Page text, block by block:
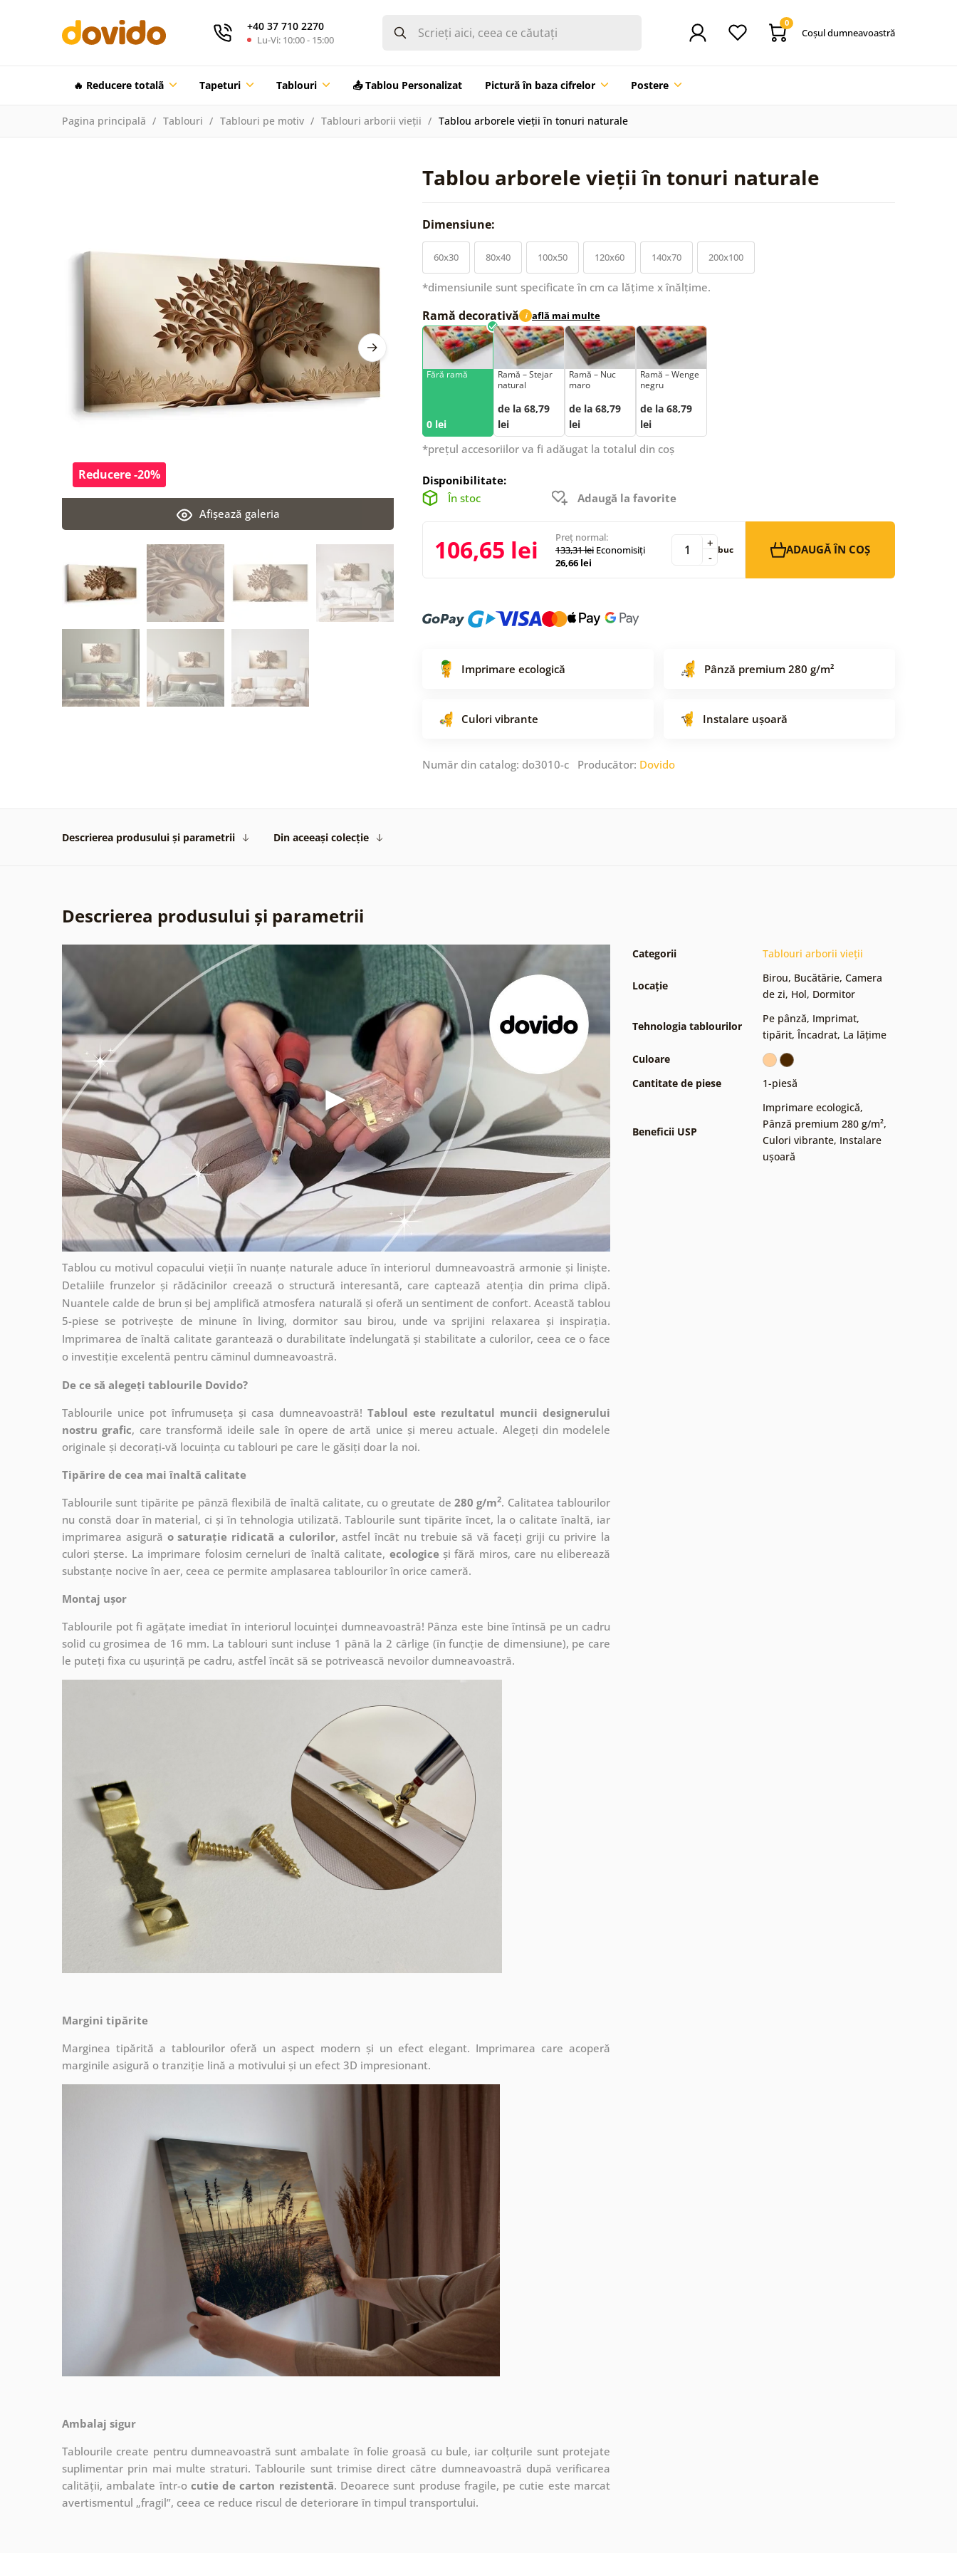
+40 37 710 2270
Lu-Vi: 10:00 - 15:00
0
Coşul dumneavoastră
🔥 Reducere totalã Tapeturi Tablouri 📤 Tablou Personalizat Pictură în baza cifrelor Postere
Pagina principală Tablouri Tablouri pe motiv Tablouri arborii vieții Tablou arborele vieții în tonuri naturale
Tablou arborele vieții în tonuri naturale
Afişează galeria
Reducere -20%
Dimensiune:
60x30 80x40 100x50 120x60 140x70 200x100
*dimensiunile sunt specificate în cm ca lățime x înălțime.
Ramă decorativă i află mai multe
Fără ramă
0 lei
Ramă – Stejar
natural
de la 68,79
lei
Ramă – Nuc
maro
de la 68,79
lei
Ramă – Wenge
negru
de la 68,79
lei
*prețul accesoriilor va fi adăugat la totalul din coș
Disponibilitate:
În stoc
Adaugă la favorite
106,65 lei
Preț normal:
133,31 lei Economisiți
26,66 lei
-
+ buc ADAUGĂ ÎN COȘ
Imprimare ecologică Pânză premium 280 g/m²
Culori vibrante Instalare ușoară
Număr din catalog: do3010-c Producător: Dovido
Descrierea produsului și parametrii Din aceeași colecție
Descrierea produsului și parametrii
Tablou cu motivul copacului vieții în nuanțe naturale aduce în interiorul dumneavoastră armonie și liniște.
Detaliile frunzelor și rădăcinilor creează o structură interesantă, care captează atenția din prima clipă.
Nuantele calde de brun și bej amplifică atmosfera naturală și oferă un sentiment de confort. Această tablou
5-piese se potrivește de minune în living, dormitor sau birou, unde va sprijini relaxarea și inspirația.
Imprimarea de înaltă calitate garantează o durabilitate îndelungată și stabilitate a culorilor, ceea ce o face
o investiție excelentă pentru căminul dumneavoastră.
De ce să alegeți tablourile Dovido?
Tablourile unice pot înfrumuseța și casa dumneavoastră! Tabloul este rezultatul muncii designerului
nostru grafic, care transformă ideile sale în opere de artă unice și mereu actuale. Alegeți din modelele
originale și decorați-vă locuința cu tablouri pe care le găsiți doar la noi.
Tipărire de cea mai înaltă calitate
Tablourile sunt tipărite pe pânză flexibilă de înaltă calitate, cu o greutate de 280 g/m2. Calitatea tablourilor
nu constă doar în material, ci și în tehnologia utilizată. Tablourile sunt tipărite încet, la o calitate înaltă, iar
imprimarea asigură o saturație ridicată a culorilor, astfel încât nu trebuie să vă faceți griji cu privire la
culori șterse. La imprimare folosim cerneluri de înaltă calitate, ecologiceși fără miros, care nu eliberează
substanțe nocive în aer, ceea ce permite amplasarea tablourilor în orice cameră.
Montaj ușor
Tablourile pot fi agățate imediat în interiorul locuinței dumneavoastră! Pânza este bine întinsă pe un cadru
solid cu grosimea de 16 mm. La tablouri sunt incluse 1 până la 2 cârlige (în funcție de dimensiune), pe care
le puteți fixa cu ușurință pe cadru, astfel încât să se potrivească nevoilor dumneavoastră.
Margini tipărite
Marginea tipărită a tablourilor oferă un aspect modern și un efect elegant. Imprimarea care acoperă
marginile asigură o tranziție lină a motivului și un efect 3D impresionant.
Ambalaj sigur
Tablourile create pentru dumneavoastră sunt ambalate în folie groasă cu bule, iar colțurile sunt protejate
suplimentar prin mai multe straturi.Tablourile sunt trimise direct către dumneavoastră după verificarea
calității, ambalate într-o cutie de carton rezistentă. Deoarece sunt produse fragile, pe cutie este marcat
avertismentul „fragil”, ceea ce reduce riscul de deteriorare în timpul transportului.
Categorii Tablouri arborii vieții
Locație
Birou, Bucătărie, Camera
de zi, Hol, Dormitor
Tehnologia tablourilor
Pe pânză, Imprimat,
tipărit,Încadrat, La lățime
Culoare
Cantitate de piese
1-piesă
Beneficii USP
Imprimare ecologică,
Pânză premium 280 g/m²,
Culori vibrante, Instalare
ușoară